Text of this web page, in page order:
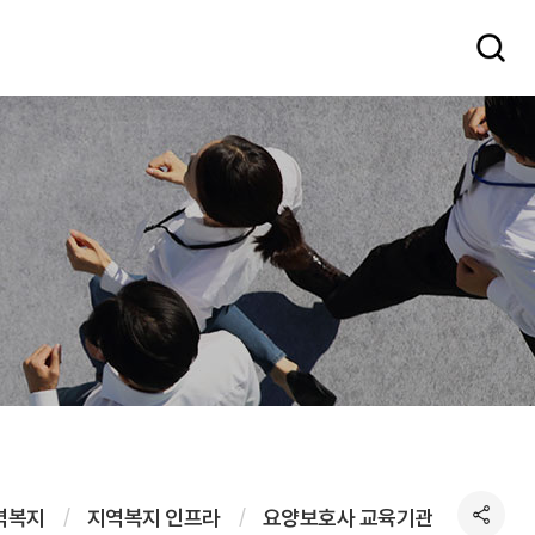
복지 지역복지 인프라 요양보호사 교육기관